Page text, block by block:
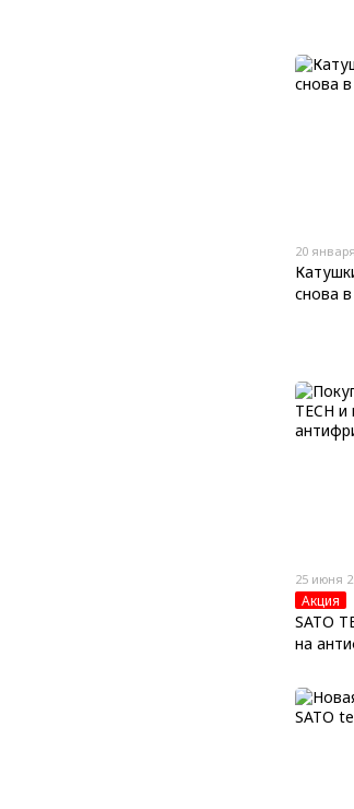
20
снова
25 июня
Акция
SATO
на